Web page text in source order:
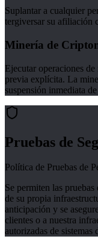
Suplantar a cualquier
tergiversar su afiliación
Minería de
Ejecutar operaciones
previa explícita. La
suspensión inmediata
Pruebas de
Política de Pruebas de
Se permiten las
de su propia
anticipación y se
clientes o a nuestra
autorizadas de sistemas